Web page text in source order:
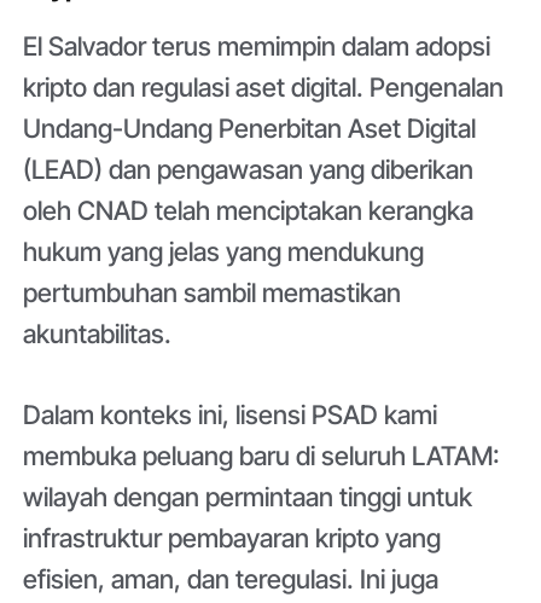
El Salvador terus memimpin dalam adopsi
kripto dan regulasi aset digital. Pengenalan
Undang-Undang Penerbitan Aset Digital
(LEAD) dan pengawasan yang diberikan
oleh CNAD telah menciptakan kerangka
hukum yang jelas yang mendukung
pertumbuhan sambil memastikan
akuntabilitas.
Dalam konteks ini, lisensi PSAD kami
membuka peluang baru di seluruh LATAM:
wilayah dengan permintaan tinggi untuk
infrastruktur pembayaran kripto yang
efisien, aman, dan teregulasi. Ini juga